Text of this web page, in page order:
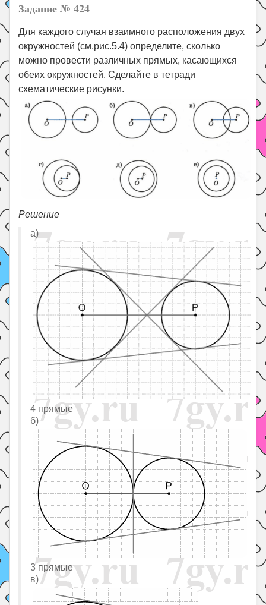
Задание № 424
Для каждого случая взаимного расположения двух
окружностей (см.рис.5.4) определите, сколько
можно провести различных прямых, касающихся
обеих окружностей. Сделайте в тетради
схематические рисунки.
Решение
а)
4 прямые
б)
3 прямые
в)